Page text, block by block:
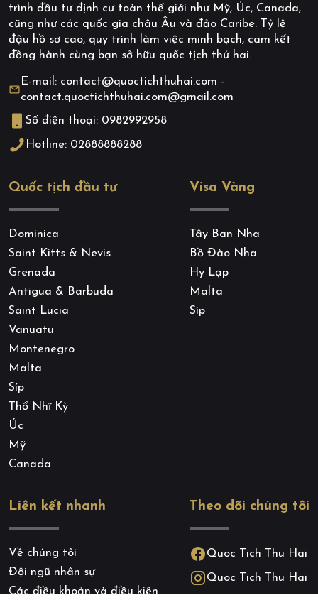
trình đầu tư định cư toàn thế giới như Mỹ, Úc, Canada,
cũng như các quốc gia châu Âu và đảo Caribe. Tỷ lệ
đậu hồ sơ cao, quy trình làm việc minh bạch, cam kết
đồng hành cùng bạn sở hữu quốc tịch thứ hai.
E-mail: contact@quoctichthuhai.com -
contact.quoctichthuhai.com@gmail.com
Số điện thoại: 0982992958
Hotline: 02888888288
Quốc tịch đầu tư
Dominica
Saint Kitts & Nevis
Grenada
Antigua & Barbuda
Saint Lucia
Vanuatu
Montenegro
Malta
Síp
Thổ Nhĩ Kỳ
Úc
Mỹ
Canada
Visa Vàng
Tây Ban Nha
Bồ Đào Nha
Hy Lạp
Malta
Síp
Liên kết nhanh
Về chúng tôi
Đội ngũ nhân sự
Các điều khoản và điều kiện
Theo dõi chúng tôi
Quoc Tich Thu Hai
Quoc Tich Thu Hai